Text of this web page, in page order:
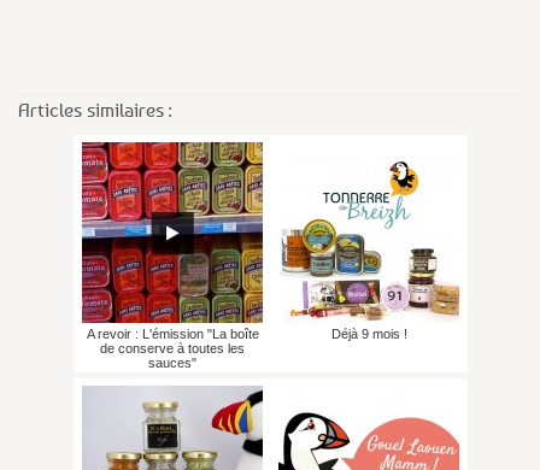
Articles similaires :
A revoir : L'émission "La boîte
de conserve à toutes les
sauces"
Déjà 9 mois !